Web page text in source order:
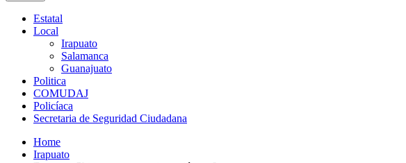
Estatal
Local
Irapuato
Salamanca
Guanajuato
Politica
COMUDAJ
Policíaca
Secretaria de Seguridad Ciudadana
Home
Irapuato